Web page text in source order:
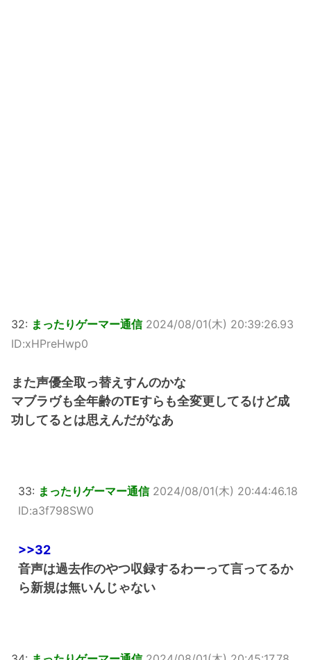
32: まったりゲーマー通信 2024/08/01(木) 20:39:26.93
ID:xHPreHwp0
また声優全取っ替えすんのかな
マブラヴも全年齢のTEすらも全変更してるけど成
功してるとは思えんだがなあ
33: まったりゲーマー通信 2024/08/01(木) 20:44:46.18
ID:a3f798SW0
>>32
音声は過去作のやつ収録するわーって言ってるか
ら新規は無いんじゃない